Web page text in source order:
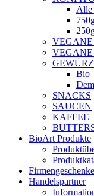
Alle
VEGANE
VEGANE
Bio
SNACKS
SAUCEN
KAFFEE
BioArt Produkte
Firmengeschenke
Handelspartner